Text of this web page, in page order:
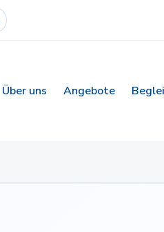
Über uns Angebote